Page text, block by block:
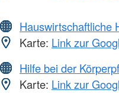
Hauswirtschaftliche
Karte: Link zur
Hilfe bei der
Karte: Link zur